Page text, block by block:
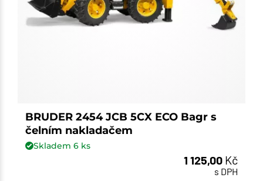
BRUDER 2454 JCB 5CX ECO Bagr s
čelním nakladačem
Skladem 6ks
1 125,00 Kč
s DPH